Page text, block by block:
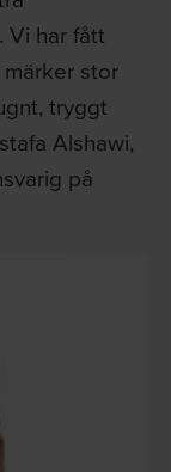
Vi har fått
stor
tryggt
Alshawi,
på